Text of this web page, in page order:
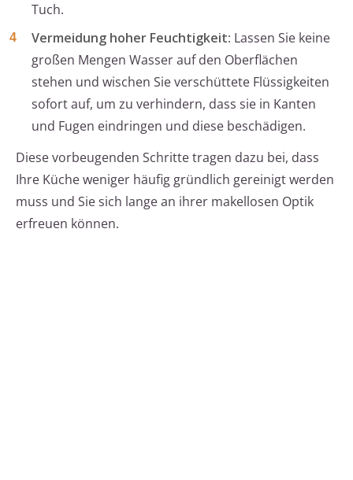
Tuch.
Vermeidung hoher Feuchtigkeit: Lassen Sie keine
großen Mengen Wasser auf den Oberflächen
stehen und wischen Sie verschüttete Flüssigkeiten
sofort auf, um zu verhindern, dass sie in Kanten
und Fugen eindringen und diese beschädigen.
Diese vorbeugenden Schritte tragen dazu bei, dass
Ihre Küche weniger häufig gründlich gereinigt werden
muss und Sie sich lange an ihrer makellosen Optik
erfreuen können.